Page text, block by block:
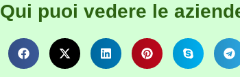
Qui puoi vedere le